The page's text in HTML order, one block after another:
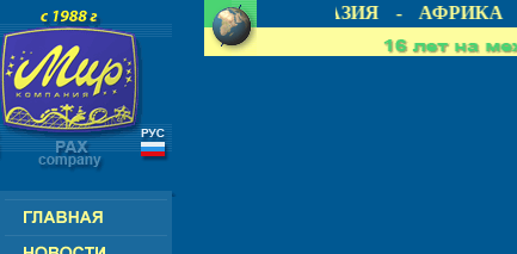
- ЕВРОПА - АМЕРИКА - АЗИЯ - АФРИКА